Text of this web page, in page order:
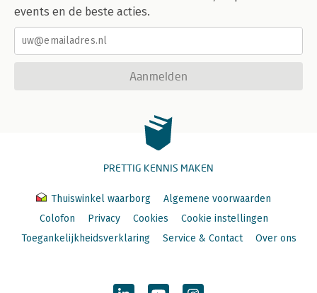
events en de beste acties.
Aanmelden
PRETTIG KENNIS MAKEN
Thuiswinkel waarborg
Algemene voorwaarden
Colofon
Privacy Cookies
Cookie instellingen
Toegankelijkheidsverklaring
Service & Contact Over ons